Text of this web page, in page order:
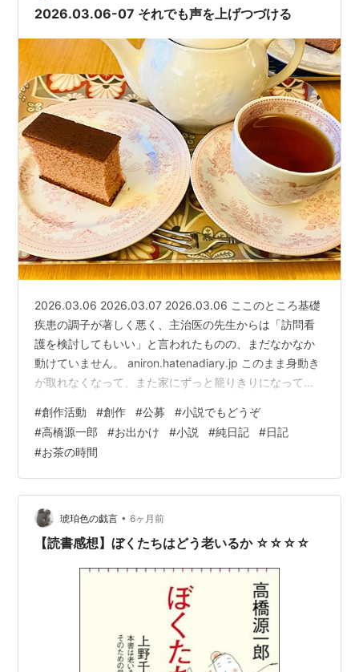
退屈な読書 / 高橋源一郎. -- 朝日新聞社, 1999.4
1999.3
二葉亭四迷 / 二葉亭四迷[他]. -- 筑摩書房, 2000.9. --
(明治の文学 ; 第5巻)
ゴーストバスターズ / 高橋源一郎. -- 講談社,
2000.11. -- (講談社文庫)
まっくろスマッジ / ジョン・ロウ[他]. -- 講談社,
2000.12. -- (世界の絵本)
もっとも危険な読書 / 高橋源一郎. -- 朝日新聞社,
2001.4
日本文学盛衰史 / 高橋源一郎. -- 講談社, 2001.5
文学なんかこわくない / 高橋源一郎. -- 朝日新聞社,
ゴヂラ / 高橋源一郎. -- 新潮社, 2001.12
官能小説家 / 高橋源一郎. -- 朝日新聞社, 2002.2
戦後短篇小説再発見. 10 / 講談社文芸文庫. -- 講談社,
2002.3. -- (講談社文芸文庫)
あ・だ・る・と / 高橋源一郎. -- 集英社, 2002.1. --
(集英社文庫)
サヨナラだけが人生だ / 安野光雅,高橋源一郎,高山文
この官能小説がスゲェ! / 高橋源一郎と官能小説研究
会. -- ベストセラーズ, 2002.1
君が代は千代に八千代に / 高橋源一郎. -- 文芸春秋,
一億三千万人のための小説教室 / 高橋源一郎. -- 岩波
書店, 2002.6. -- (岩波新書)
日本語を生きる 21世紀文学の創造 / 谷川 俊太郎. --
岩波書店, 2003.3.
出向い…
2026.03.06-07 それでも声を上げつづける
2026.03.06 2026.03.07 2026.03.06 ここのところ基礎
疾患の調子が著しく悪く、主治医の先生からは「訪問看
護を検討してもいい」と言われたものの、まだなかなか
動けていません。 aniron.hatenadiary.jp このまま身動き
が取れなくなって、また家にずっと籠りきりになってし
す。 外出した日にはカレンダーやスケジュール帳に記録
をつけるようにして、できるだけ間が空かないようにし
たり、樺沢紫苑Dr.が朝散歩を勧める動画などをちょくち
ょく観て、自分を奮い立たせていますが、気力だけでは
どうしようもないことも多くて、もう…
#創作活動 #創作 #公募 #小説でもどうぞ
#高橋源一郎 #お出かけ #小説 #純日記 #日記
#お茶の時間
琥珀色の戯言 • 6ヶ月前
【読書感想】ぼくたちはどう老いるか ☆☆☆☆